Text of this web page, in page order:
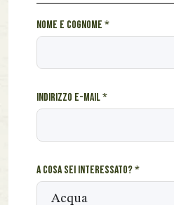
Nome e cognome *
Indirizzo e-mail*
A cosa sei interessato?*